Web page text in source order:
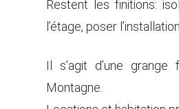
Restent les finitions:
l’étage, poser
Il s’agit d’une
Montagne.